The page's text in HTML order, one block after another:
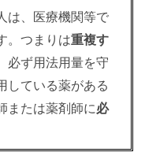
は、医療機関等で
。つまりは重複す
必ず用法用量を守
している薬がある
または薬剤師に必